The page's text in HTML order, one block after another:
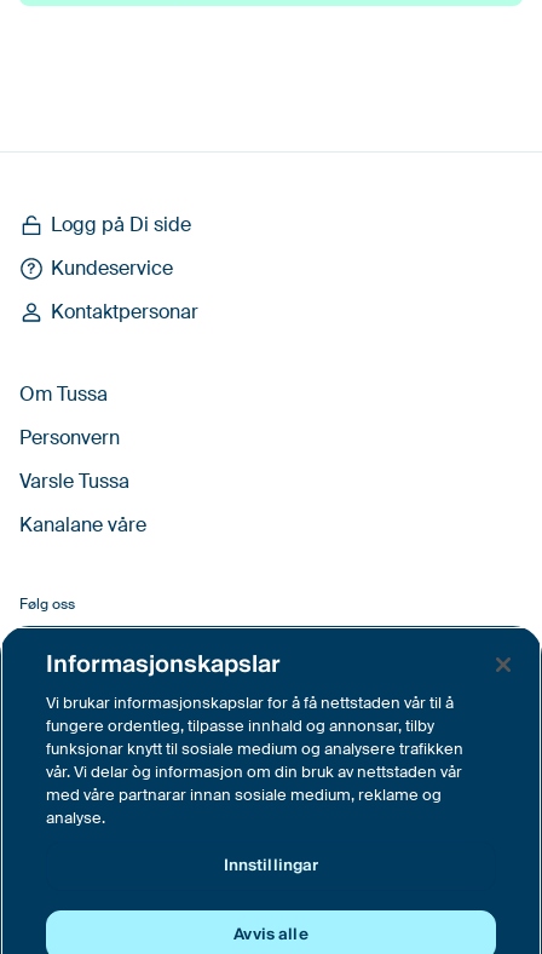
Logg på Di side
Kundeservice
Kontaktpersonar
Om Tussa
Personvern
Varsle Tussa
Kanalane våre
Følg oss
LinkedIn
YouTube
Instagram
Vimeo
Informasjonskapslar
Vi brukar informasjonskapslar for å få nettstaden vår til å
fungere ordentleg, tilpasse innhald og annonsar, tilby
funksjonar knytt til sosiale medium og analysere trafikken
vår. Vi delar òg informasjon om din bruk av nettstaden vår
med våre partnarar innan sosiale medium, reklame og
analyse.
Innstillingar
Avvis alle